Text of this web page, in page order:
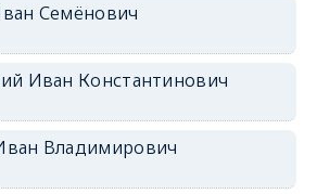
Семёнович
Иван Константинович
Владимирович